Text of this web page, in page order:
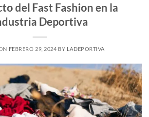
del Fast Fashion en la
Deportiva
FEBRERO 29, 2024 BY LADEPORTIVA